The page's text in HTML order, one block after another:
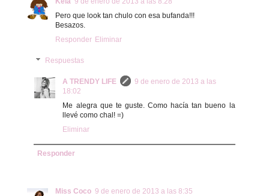
Pero que look tan chulo con esa bufanda!!!
Besazos.
Responder Eliminar
Respuestas
A TRENDY LIFE
9 de enero de 2013 a las
18:02
Me alegra que te guste. Como hacía tan bueno la
llevé como chal! =)
Eliminar
Responder
Miss Coco 9 de enero de 2013 a las 8:35